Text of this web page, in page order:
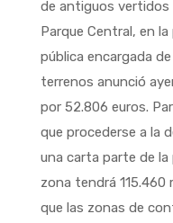
de antiguos vertidos
Parque Central, en
pública encargada
terrenos anunció
por 52.806 euros.
que procederse a la
una carta parte de la
zona tendrá
que las zonas de